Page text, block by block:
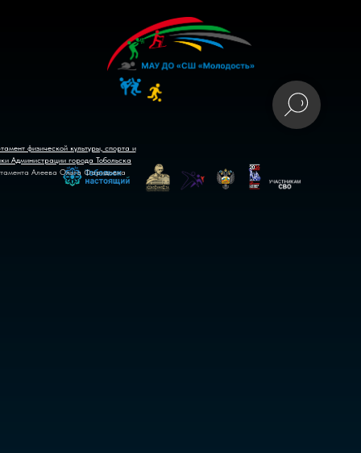
физической культуры, спорта и
Администрации города Тобольска
Алеева Ольга Фаридовна